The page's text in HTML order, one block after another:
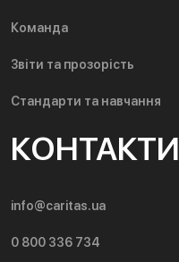
Команда
Звіти та прозорість
Стандарти та навчання
КОНТАКТИ
info@caritas.ua
0 800 336 734